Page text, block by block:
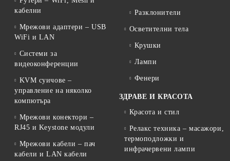
кабелни
Мрежови адаптери – USB
WiFi и LAN
Системи за
видеоконференции
KVM суичове –
управление на няколко
компютъра
Мрежови конектори –
RJ45 и Keystone модули
Мрежови кабели – пач
кабели и LAN кабели
Разклонители
Осветителни тела
Крушки
Лампи
Фенери
ЗДРАВЕ И КРАСОТА
Красота и стил
Релакс техника – масажори,
термоподложки и
инфрачервени лампи